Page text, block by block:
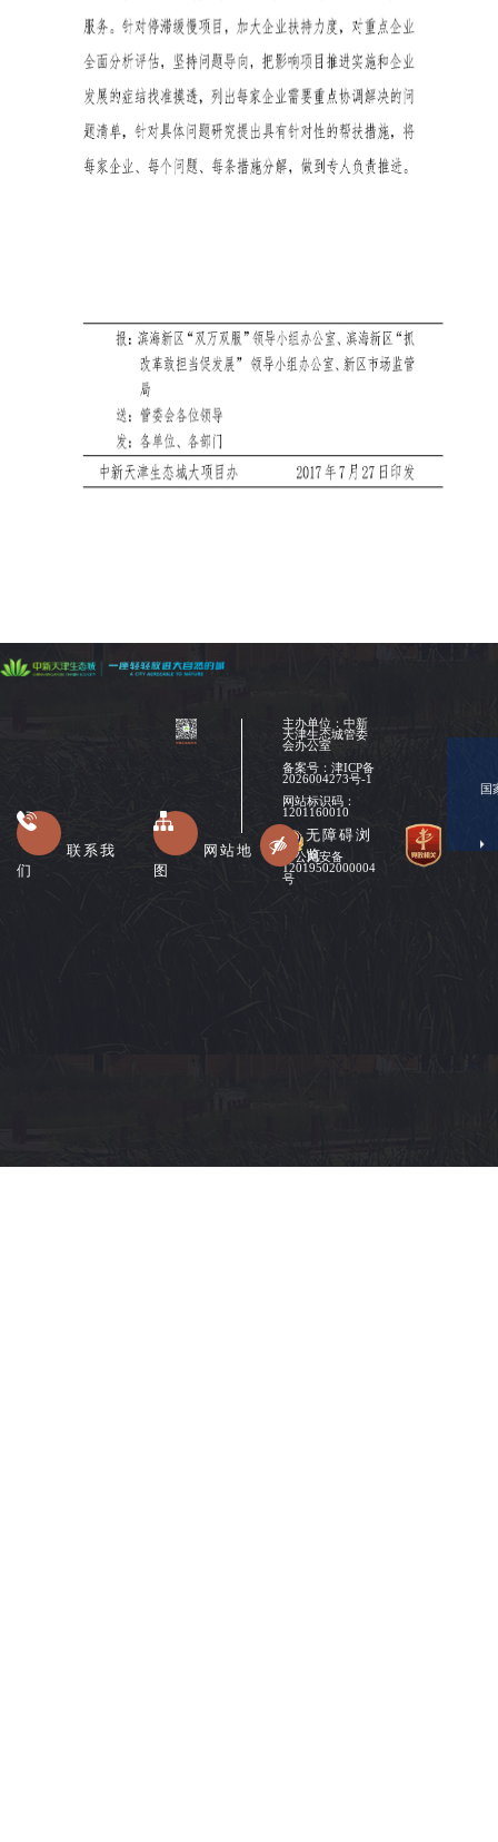
主办单位：中新
天津生态城管委
会办公室
备案号： 津ICP备
2026004273号-1
网站标识码：
1201160010
津公网安备
12019502000004
号
联系我
们
网站地
图
无障碍浏
览
国